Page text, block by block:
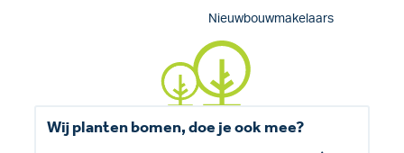
Nieuwbouwmakelaars
Wij planten bomen, doe je ook mee?